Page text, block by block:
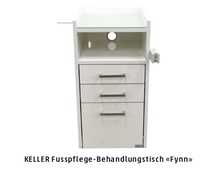
KELLER Fusspflege-Behandlungstisch «Fynn»